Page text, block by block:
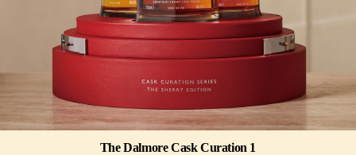
The Dalmore Cask Curation 1